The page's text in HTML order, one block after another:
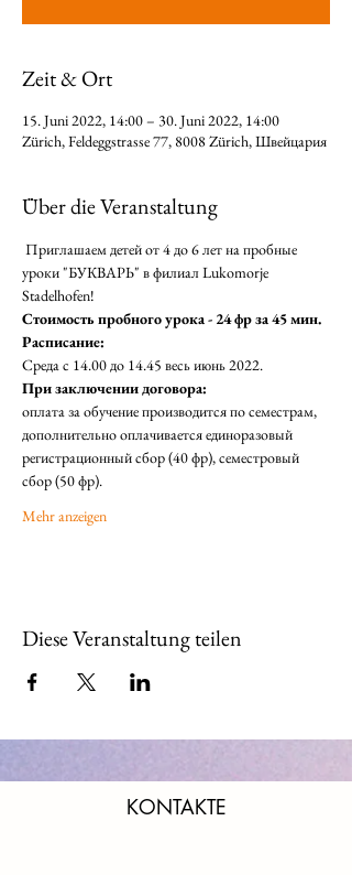
Zeit & Ort
15. Juni 2022, 14:00 – 30. Juni 2022, 14:00
Zürich, Feldeggstrasse 77, 8008 Zürich, Швейцария
Über die Veranstaltung
Приглашаем детей от 4 до 6 лет на пробные
уроки "БУКВАРЬ" в филиал Lukomorje
Stadelhofen!
Стоимость пробного урока - 24 фр за 45 мин.
Расписание:
Среда с 14.00 до 14.45 весь июнь 2022.
При заключении договора:
оплата за обучение производится по семестрам,
дополнительно оплачивается единоразовый
регистрационный сбор (40 фр), семестровый
сбор (50 фр).
Mehr anzeigen
Diese Veranstaltung teilen
KONTAKTE